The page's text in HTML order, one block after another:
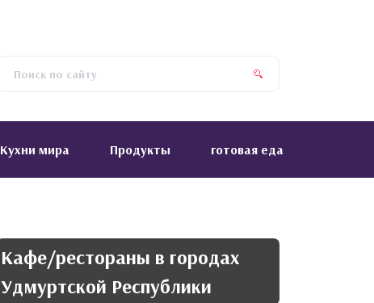
Кухни мира Продукты готовая еда
Кафе/рестораны в городах
Удмуртской Республики